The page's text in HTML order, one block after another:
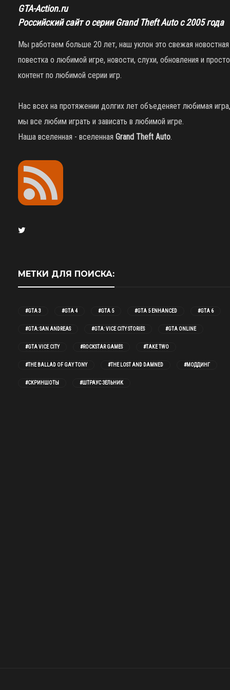
GTA-Action.ru
Российский сайт о серии Grand Theft Auto с 2005 года
Мы работаем больше 20 лет, наш уклон это свежая новостная
повестка о любимой игре, новости, слухи, обновления и просто
контент по любимой серии игр.
Нас всех на протяжении долгих лет объеденяет любимая игра,
мы все любим играть и зависать в любимой игре.
Наша вселенная - вселенная Grand Theft Auto.
МЕТКИ ДЛЯ ПОИСКА:
#GTA 3 #GTA 4 #GTA 5 #GTA 5 ENHANCED #GTA 6
#GTA: SAN ANDREAS #GTA: VICE CITY STORIES #GTA ONLINE
#GTA VICE CITY #ROCKSTAR GAMES #TAKE TWO
#THE BALLAD OF GAY TONY #THE LOST AND DAMNED #МОДДИНГ
#СКРИНШОТЫ #ШТРАУС ЗЕЛЬНИК